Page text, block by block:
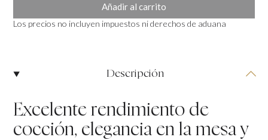
Añadir al carrito
Los precios no incluyen impuestos ni derechos de aduana
Descripción
Excelente rendimiento de
cocción, elegancia en la mesa y